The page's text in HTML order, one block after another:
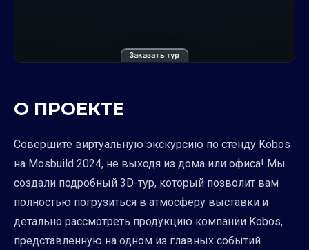
Заказать тур
О ПРОЕКТЕ
Совершите виртуальную экскурсию по стенду Kobos
на Mosbuild 2024, не выходя из дома или офиса! Мы
создали подробный 3D-тур, который позволит вам
полностью погрузиться в атмосферу выставки и
детально рассмотреть продукцию компании Kobos,
представленную на одном из главных событий